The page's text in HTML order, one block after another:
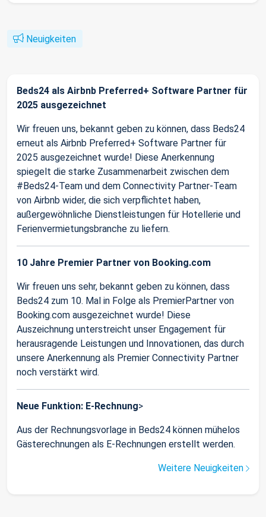
Neuigkeiten
Beds24 als Airbnb Preferred+ Software Partner für
2025 ausgezeichnet
Wir freuen uns, bekannt geben zu können, dass Beds24
erneut als Airbnb Preferred+ Software Partner für
2025 ausgezeichnet wurde! Diese Anerkennung
spiegelt die starke Zusammenarbeit zwischen dem
#Beds24-Team und dem Connectivity Partner-Team
von Airbnb wider, die sich verpflichtet haben,
außergewöhnliche Dienstleistungen für Hotellerie und
Ferienvermietungsbranche zu liefern.
10 Jahre Premier Partner von Booking.com
Wir freuen uns sehr, bekannt geben zu können, dass
Beds24 zum 10. Mal in Folge als PremierPartner von
Booking.com ausgezeichnet wurde! Diese
Auszeichnung unterstreicht unser Engagement für
herausragende Leistungen und Innovationen, das durch
unsere Anerkennung als Premier Connectivity Partner
noch verstärkt wird.
Neue Funktion: E-Rechnung>
Aus der Rechnungsvorlage in Beds24 können mühelos
Gästerechnungen als E-Rechnungen erstellt werden.
Weitere Neuigkeiten